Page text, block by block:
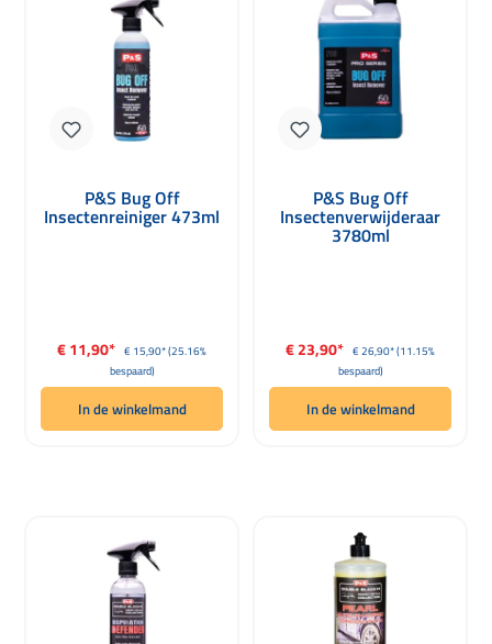
P&S Bug Off
Insectenreiniger 473ml
Verkoopprijs:
€ 11,90* Normale prijs:
€ 15,90*(25.16%
bespaard)
In de winkelmand
P&S Bug Off
Insectenverwijderaar
3780ml
Verkoopprijs:
€ 23,90* Normale prijs:
€ 26,90*(11.15%
bespaard)
In de winkelmand